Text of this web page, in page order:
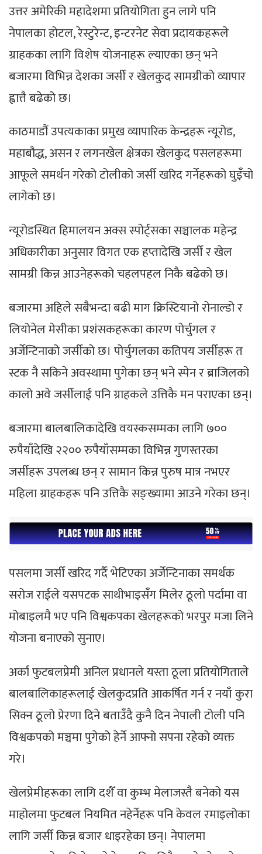
उत्तर अमेरिकी महादेशमा प्रतियोगिता हुन लागे पनि
नेपालका होटल, रेस्टुरेन्ट, इन्टरनेट सेवा प्रदायकहरूले
ग्राहकका लागि विशेष योजनाहरू ल्याएका छन् भने
बजारमा विभिन्न देशका जर्सी र खेलकुद सामग्रीको व्यापार
ह्वात्तै बढेको छ।
काठमाडौं उपत्यकाका प्रमुख व्यापारिक केन्द्रहरू न्यूरोड,
महाबौद्ध, असन र लगनखेल क्षेत्रका खेलकुद पसलहरूमा
आफूले समर्थन गरेको टोलीको जर्सी खरिद गर्नेहरूको घुइँचो
लागेको छ।
न्यूरोडस्थित हिमालयन अक्स स्पोर्ट्सका सञ्चालक महेन्द्र
अधिकारीका अनुसार विगत एक हप्तादेखि जर्सी र खेल
सामग्री किन्न आउनेहरूको चहलपहल निकै बढेको छ।
बजारमा अहिले सबैभन्दा बढी माग क्रिस्टियानो रोनाल्डो र
लियोनेल मेसीका प्रशंसकहरूका कारण पोर्चुगल र
अर्जेन्टिनाको जर्सीको छ। पोर्चुगलका कतिपय जर्सीहरू त
स्टक नै सकिने अवस्थामा पुगेका छन् भने स्पेन र ब्राजिलको
कालो अवे जर्सीलाई पनि ग्राहकले उत्तिकै मन पराएका छन्।
बजारमा बालबालिकादेखि वयस्कसम्मका लागि ७००
रुपैयाँदेखि २२०० रुपैयाँसम्मका विभिन्न गुणस्तरका
जर्सीहरू उपलब्ध छन् र सामान किन्न पुरुष मात्र नभएर
महिला ग्राहकहरू पनि उत्तिकै सङ्ख्यामा आउने गरेका छन्।
पसलमा जर्सी खरिद गर्दै भेटिएका अर्जेन्टिनाका समर्थक
सरोज राईले यसपटक साथीभाइसँग मिलेर ठूलो पर्दामा वा
मोबाइलमै भए पनि विश्वकपका खेलहरूको भरपुर मजा लिने
योजना बनाएको सुनाए।
अर्का फुटबलप्रेमी अनिल प्रधानले यस्ता ठूला प्रतियोगिताले
बालबालिकाहरूलाई खेलकुदप्रति आकर्षित गर्न र नयाँ कुरा
सिक्न ठूलो प्रेरणा दिने बताउँदै कुनै दिन नेपाली टोली पनि
विश्वकपको मञ्चमा पुगेको हेर्ने आफ्नो सपना रहेको व्यक्त
गरे।
खेलप्रेमीहरूका लागि दशैँ वा कुम्भ मेलाजस्तै बनेको यस
माहोलमा फुटबल नियमित नहेर्नेहरू पनि केवल रमाइलोका
लागि जर्सी किन्न बजार धाइरहेका छन्। नेपालमा